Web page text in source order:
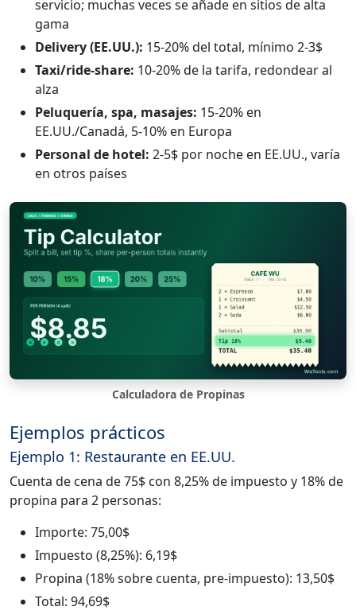
servicio; muchas veces se añade en sitios de alta
gama
Delivery (EE.UU.): 15-20% del total, mínimo 2-3$
Taxi/ride-share: 10-20% de la tarifa, redondear al
alza
Peluquería, spa, masajes: 15-20% en
EE.UU./Canadá, 5-10% en Europa
Personal de hotel: 2-5$ por noche en EE.UU., varía
en otros países
Calculadora de Propinas
Ejemplos prácticos
Ejemplo 1: Restaurante en EE.UU.
Cuenta de cena de 75$ con 8,25% de impuesto y 18% de
propina para 2 personas:
Importe: 75,00$
Impuesto (8,25%): 6,19$
Propina (18% sobre cuenta, pre-impuesto): 13,50$
Total: 94,69$